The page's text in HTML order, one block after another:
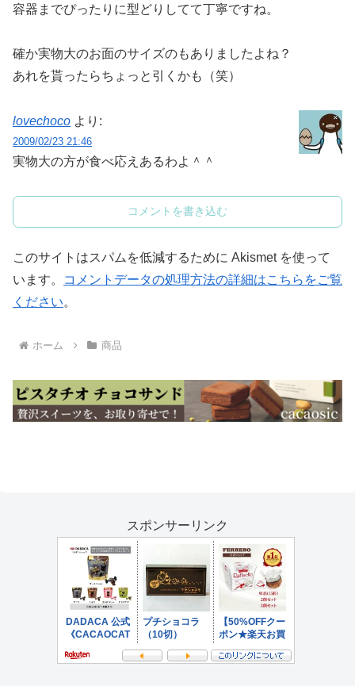
容器までぴったりに型どりしてて丁寧ですね。
確か実物大のお面のサイズのもありましたよね？
あれを貰ったらちょっと引くかも（笑）
lovechoco より:
2009/02/23 21:46
実物大の方が食べ応えあるわよ＾＾
コメントを書き込む
このサイトはスパムを低減するために Akismet を使って
います。
コメントデータの処理方法の詳細はこちらをご覧
ください。
ホーム 商品
スポンサーリンク